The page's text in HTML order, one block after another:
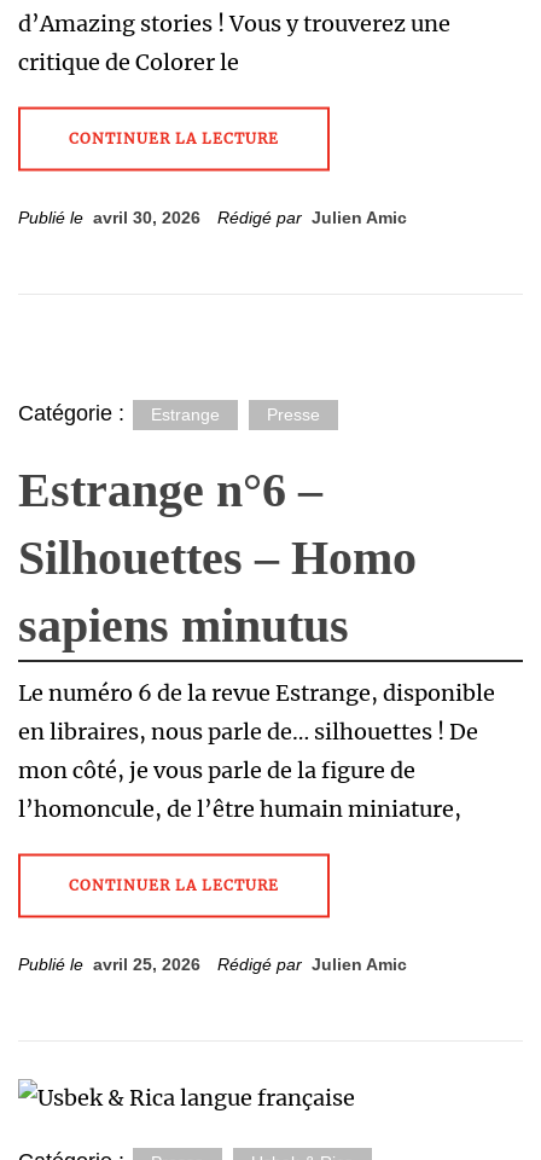
d’Amazing stories ! Vous y trouverez une
critique de Colorer le
CONTINUER LA LECTURE
Publié le avril 30, 2026 Rédigé par Julien Amic
Catégorie : Estrange Presse
Estrange n°6 –
Silhouettes – Homo
sapiens minutus
Le numéro 6 de la revue Estrange, disponible
en libraires, nous parle de… silhouettes ! De
mon côté, je vous parle de la figure de
l’homoncule, de l’être humain miniature,
CONTINUER LA LECTURE
Publié le avril 25, 2026 Rédigé par Julien Amic